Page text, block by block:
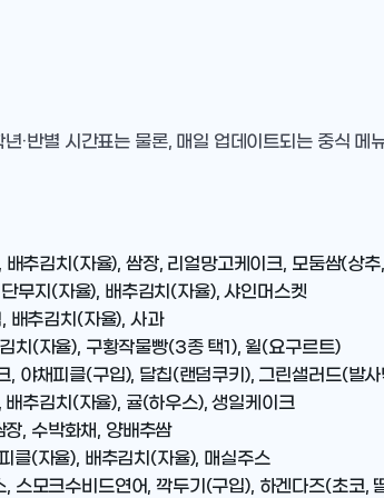
·반별 시간표는 물론, 매일 업데이트되는 중식 메
추김치(자율), 쌈장, 리얼망고케이크, 모둠쌈(상추
무지(자율), 배추김치(자율), 샤인머스켓
배추김치(자율), 사과
치(자율), 구황작물빵(3종 택1), 윌(요구르트)
야채피클(구입), 달칩(랜덤쿠키), 그린샐러드(발
추김치(자율), 귤(하우스), 생일케이크
, 수박화채, 양배추쌈
클(자율), 배추김치(자율), 매실주스
모크수비드연어, 깍두기(구입), 하겐다즈(초코,